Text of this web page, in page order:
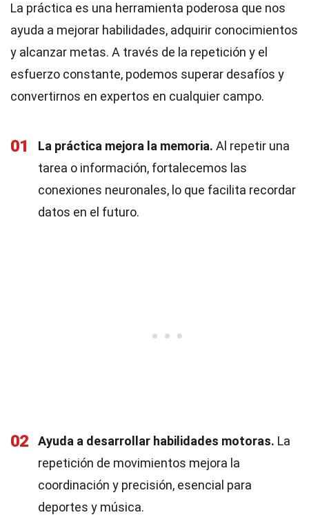
La práctica es una herramienta poderosa que nos
ayuda a mejorar habilidades, adquirir conocimientos
y alcanzar metas. A través de la repetición y el
esfuerzo constante, podemos superar desafíos y
convertirnos en expertos en cualquier campo.
01 La práctica mejora la memoria. Al repetir una
tarea o información, fortalecemos las
conexiones neuronales, lo que facilita recordar
datos en el futuro.
02 Ayuda a desarrollar habilidades motoras. La
repetición de movimientos mejora la
coordinación y precisión, esencial para
deportes y música.